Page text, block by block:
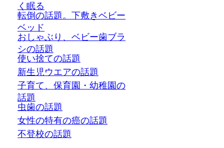
く眠る
転倒の話題。下敷きベビー
ベッド
おしゃぶり、ベビー歯ブラ
シの話題
使い捨ての話題
新生児ウエアの話題
子育て、保育園・幼稚園の
話題
虫歯の話題
女性の特有の癌の話題
不登校の話題